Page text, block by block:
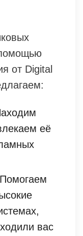
от Digital
её
Помогаем
вас